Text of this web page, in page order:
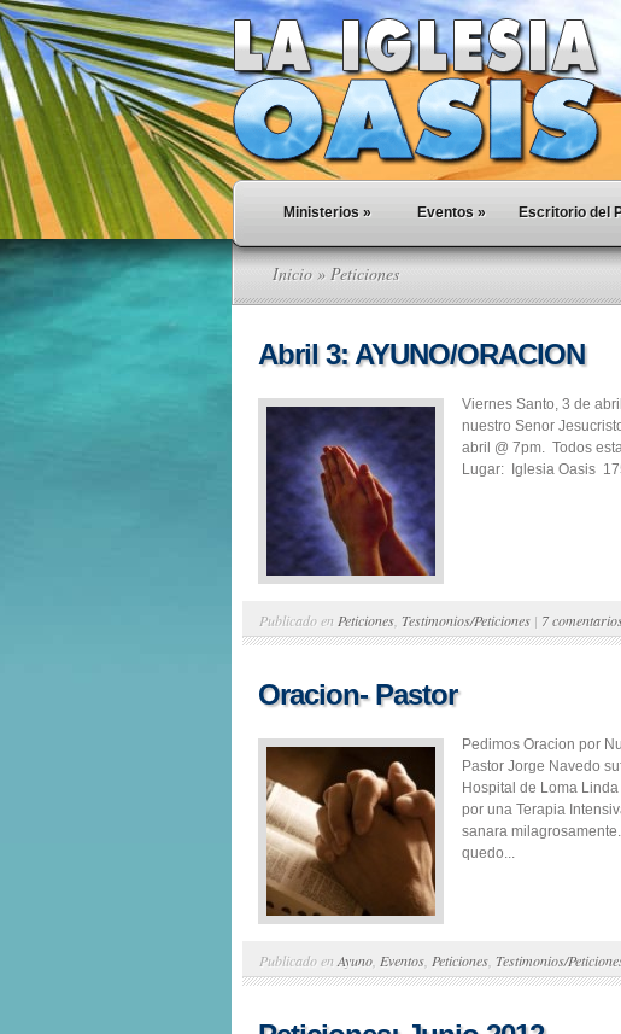
Ministerios » Eventos » Escritorio del
Inicio » Peticiones
Abril 3: AYUNO/ORACION
Viernes Santo, 3 de
nuestro Senor
abril @ 7pm. Todos
Lugar: Iglesia Oasis
Publicado en Peticiones Testimonios/Peticiones | 7
Oracion- Pastor
Pedimos Oracion por
Pastor Jorge Navedo
Hospital de Loma
por una Terapia
sanara
quedo...
Publicado en Ayuno Eventos Peticiones Testimonios/